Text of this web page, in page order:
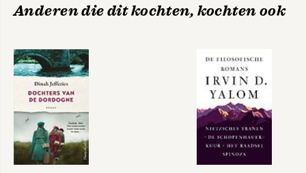
Anderen die dit kochten, kochten ook